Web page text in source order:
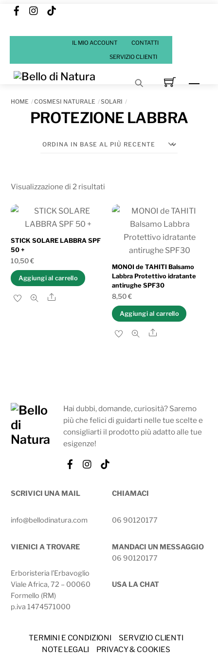
Skip
content
FacebookInstagram
IL MIO ACCOUNT CONTATTI
SERVIZIO CLIENTI
HOME COSMESI NATURALE SOLARI
PROTEZIONE LABBRA
Visualizzazione di 2 risultati
base
recente
STICK SOLARE LABBRA SPF
50 +
10,50€
Aggiungi al carrello
Share
MONOI de TAHITI Balsamo
Labbra Protettivo idratante
antirughe SPF30
8,50€
Aggiungi al carrello
Share
Hai dubbi, domande, curiosità? Saremo
più che felici di guidarti nelle tue scelte e
consigliarti il prodotto più adatto alle tue
esigenze!
FacebookInstagram
SCRIVICI UNA MAIL
info@bellodinatura.com
CHIAMACI
06 90120177
VIENICI A TROVARE
Erboristeria l’Erbavoglio
Viale Africa, 72 – 00060
Formello (RM)
p.iva 1474571000
MANDACI UN MESSAGGIO
06 90120177
USA LA CHAT
TERMINI E CONDIZIONI
SERVIZIO CLIENTI
NOTE LEGALI
PRIVACY & COOKIES